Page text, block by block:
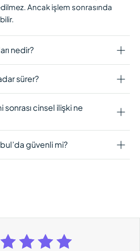
Ancak işlem sonrasında
nedir?
sürer?
cinsel ilişki ne
güvenli mi?